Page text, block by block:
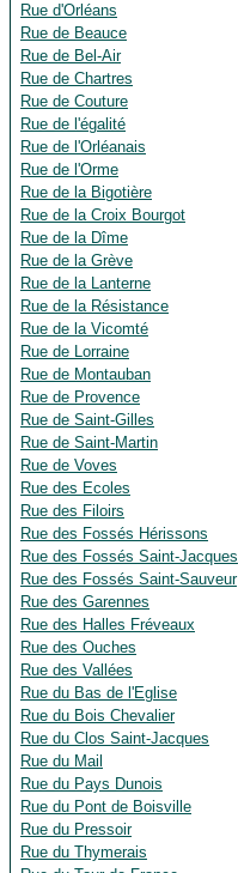
Rue d'Orléans
Rue de Beauce
Rue de Bel-Air
Rue de Chartres
Rue de Couture
Rue de l'égalité
Rue de l'Orléanais
Rue de l'Orme
Rue de la Bigotière
Rue de la Croix Bourgot
Rue de la Dîme
Rue de la Grève
Rue de la Lanterne
Rue de la Résistance
Rue de la Vicomté
Rue de Lorraine
Rue de Montauban
Rue de Provence
Rue de Saint-Gilles
Rue de Saint-Martin
Rue de Voves
Rue des Ecoles
Rue des Filoirs
Rue des Fossés Hérissons
Rue des Fossés Saint-Jacques
Rue des Fossés Saint-Sauveur
Rue des Garennes
Rue des Halles Fréveaux
Rue des Ouches
Rue des Vallées
Rue du Bas de l'Eglise
Rue du Bois Chevalier
Rue du Clos Saint-Jacques
Rue du Mail
Rue du Pays Dunois
Rue du Pont de Boisville
Rue du Pressoir
Rue du Thymerais